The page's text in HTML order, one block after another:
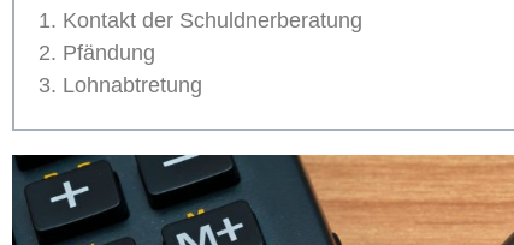
Kontakt der Schuldnerberatung
Pfändung
Lohnabtretung